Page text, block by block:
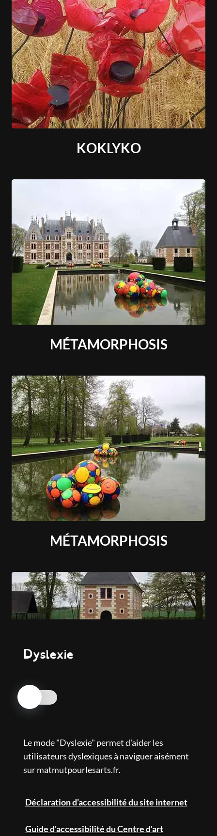
Nos engagements
Centre d'art contemporain
Mécénat culturel
Agenda
Dyslexie
Le mode "Dyslexie" permet d'aider les
utilisateurs dyslexiques à naviguer aisément
sur matmutpourlesarts.fr.
Déclaration d’accessibilité du site internet
Guide d'accessibilité du Centre d'art
KOKLYKO
MÉTAMORPHOSIS
MÉTAMORPHOSIS
MÉTAMORPHOSIS